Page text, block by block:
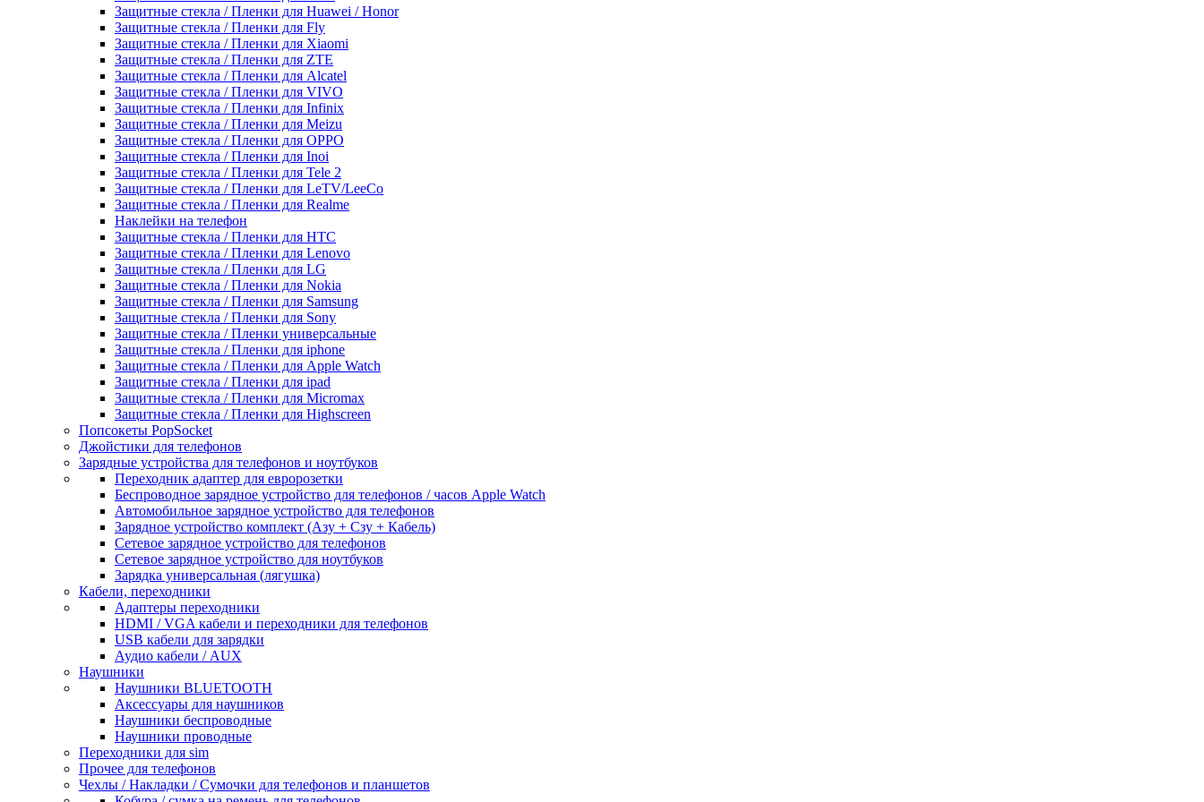
Защитные стекла / Пленки для Huawei / Honor
Защитные стекла / Пленки для Fly
Защитные стекла / Пленки для Xiaomi
Защитные стекла / Пленки для ZTE
Защитные стекла / Пленки для Alcatel
Защитные стекла / Пленки для VIVO
Защитные стекла / Пленки для Infinix
Защитные стекла / Пленки для Meizu
Защитные стекла / Пленки для OPPO
Защитные стекла / Пленки для Inoi
Защитные стекла / Пленки для Tele 2
Защитные стекла / Пленки для LeTV/LeeCo
Защитные стекла / Пленки для Realme
Наклейки на телефон
Защитные стекла / Пленки для HTC
Защитные стекла / Пленки для Lenovo
Защитные стекла / Пленки для LG
Защитные стекла / Пленки для Nokia
Защитные стекла / Пленки для Samsung
Защитные стекла / Пленки для Sony
Защитные стекла / Пленки универсальные
Защитные стекла / Пленки для iphone
Защитные стекла / Пленки для Apple Watch
Защитные стекла / Пленки для ipad
Защитные стекла / Пленки для Micromax
Защитные стекла / Пленки для Highscreen
Попсокеты PopSocket
Джойстики для телефонов
Зарядные устройства для телефонов и ноутбуков
Переходник адаптер для евророзетки
Беспроводное зарядное устройство для телефонов / часов Apple Watch
Автомобильное зарядное устройство для телефонов
Зарядное устройство комплект (Азу + Сзу + Кабель)
Сетевое зарядное устройство для телефонов
Сетевое зарядное устройство для ноутбуков
Зарядка универсальная (лягушка)
Кабели, переходники
Адаптеры переходники
HDMI / VGA кабели и переходники для телефонов
USB кабели для зарядки
Аудио кабели / AUX
Наушники
Наушники BLUETOOTH
Аксессуары для наушников
Наушники беспроводные
Наушники проводные
Переходники для sim
Прочее для телефонов
Чехлы / Накладки / Сумочки для телефонов и планшетов